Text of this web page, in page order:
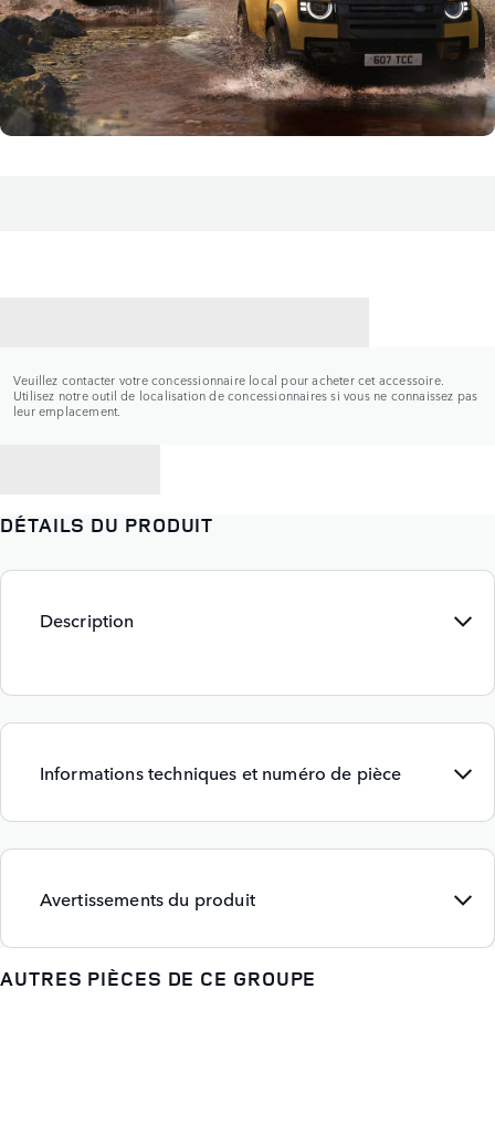
Veuillez contacter votre concessionnaire local pour acheter cet accessoire.
Utilisez notre outil de localisation de concessionnaires si vous ne connaissez pas
leur emplacement.
DÉTAILS DU PRODUIT
Description
Informations techniques et numéro de pièce
Avertissements du produit
AUTRES PIÈCES DE CE GROUPE